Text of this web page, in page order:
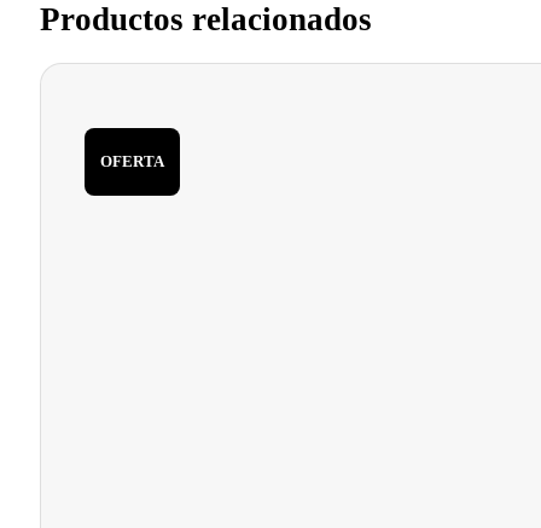
Productos relacionados
OFERTA